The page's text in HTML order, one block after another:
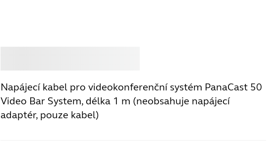
Napájecí kabel pro videokonferenční systém PanaCast 50
Video Bar System, délka 1 m (neobsahuje napájecí
adaptér, pouze kabel)